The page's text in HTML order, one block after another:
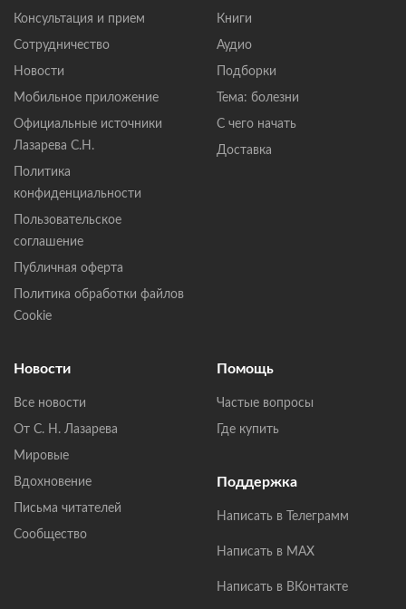
Консультация и прием
Сотрудничество
Новости
Мобильное приложение
Официальные источники
Лазарева С.Н.
Политика
конфиденциальности
Пользовательское
соглашение
Публичная оферта
Политика обработки файлов
Cookie
Книги
Аудио
Подборки
Тема: болезни
С чего начать
Доставка
Новости
Все новости
От С. Н. Лазарева
Мировые
Вдохновение
Письма читателей
Сообщество
Помощь
Частые вопросы
Где купить
Поддержка
Написать в Телеграмм
Написать в MAX
Написать в ВКонтакте